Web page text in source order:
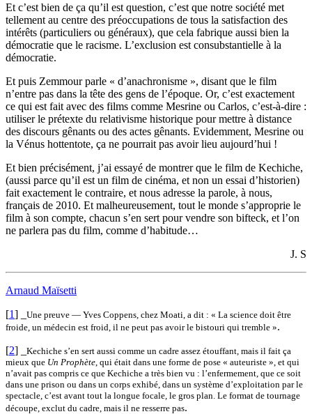
Et c’est bien de ça qu’il est question, c’est que notre société met
tellement au centre des préoccupations de tous la satisfaction des
intérêts (particuliers ou généraux), que cela fabrique aussi bien la
démocratie que le racisme. L’exclusion est consubstantielle à la
démocratie.
Et puis Zemmour parle « d’anachronisme », disant que le film
n’entre pas dans la tête des gens de l’époque. Or, c’est exactement
ce qui est fait avec des films comme Mesrine ou Carlos, c’est-à-dire :
utiliser le prétexte du relativisme historique pour mettre à distance
des discours gênants ou des actes gênants. Evidemment, Mesrine ou
la Vénus hottentote, ça ne pourrait pas avoir lieu aujourd’hui !
Et bien précisément, j’ai essayé de montrer que le film de Kechiche,
(aussi parce qu’il est un film de cinéma, et non un essai d’historien)
fait exactement le contraire, et nous adresse la parole, à nous,
français de 2010. Et malheureusement, tout le monde s’approprie le
film à son compte, chacun s’en sert pour vendre son bifteck, et l’on
ne parlera pas du film, comme d’habitude…
J. S
Arnaud Maïsetti
[1]
Une preuve — Yves Coppens, chez Moati, a dit : « La science doit être
froide, un médecin est froid, il ne peut pas avoir le bistouri qui tremble ».
[2]
Kechiche s’en sert aussi comme un cadre assez étouffant, mais il fait ça
mieux que Un Prophète , qui était dans une forme de pose « auteuriste », et qui
n’avait pas compris ce que Kechiche a très bien vu : l’enfermement, que ce soit
dans une prison ou dans un corps exhibé, dans un système d’exploitation par le
spectacle, c’est avant tout la longue focale, le gros plan. Le format de tournage
découpe, exclut du cadre, mais il ne resserre pas.